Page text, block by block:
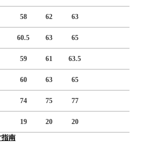
58 62 63
60.5 63 65
59 61 63.5
60 63 65
74 75 77
19 20 20
指南